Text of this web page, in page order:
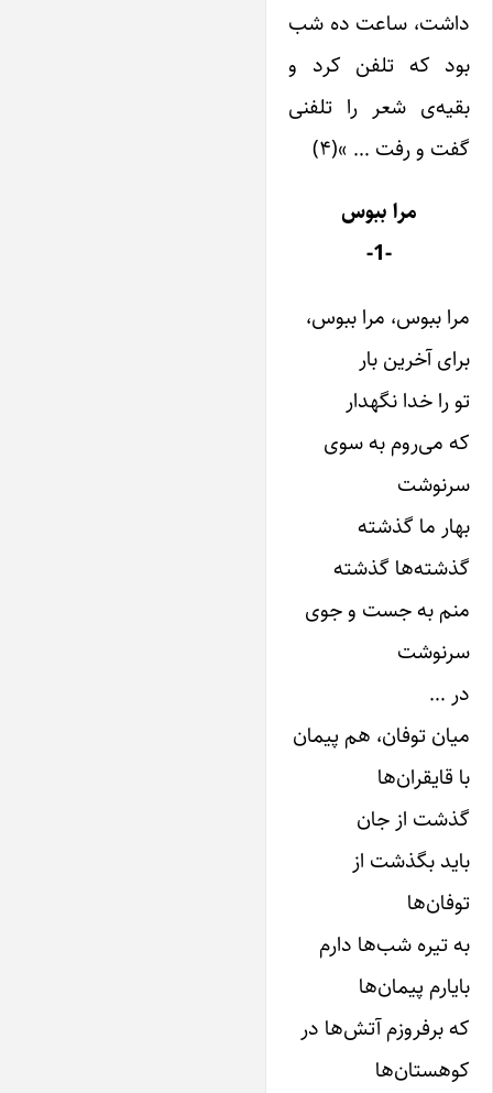
داشت، ساعت ده شب
بود که تلفن کرد و
بقیه‌ی شعر را تلفنی
گفت و رفت … »(۴)
مرا ببوس
مرا ببوس، مرا ببوس،
برای آخرین بار
تو را خدا نگهدار
که می‌روم به سوی
سرنوشت
بهار ما گذشته
گذشته‌ها‌ گذشته
منم به جست و جوی
سرنوشت
در …
میان توفان، هم پیمان
با قایقران‌ها‌
گذشت از جان
باید بگذشت از
توفان‌ها‌
به تیره شب‌ها‌ دارم
با‌یارم پیمان‌ها‌
که برفروزم آتش‌ها‌ در
کوهستان‌ها‌